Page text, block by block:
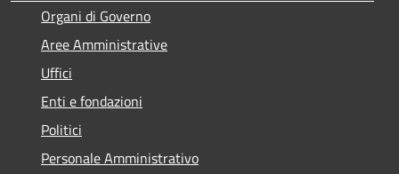
Organi di Governo
Aree Amministrative
Uffici
Enti e fondazioni
Politici
Personale Amministrativo